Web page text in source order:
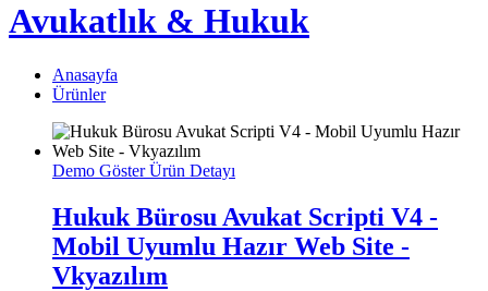
Avukatlık & Hukuk
Anasayfa
Ürünler
Demo GösterÜrün Detayı
Hukuk Bürosu Avukat Scripti V4 -
Mobil Uyumlu Hazır Web Site -
Vkyazılım